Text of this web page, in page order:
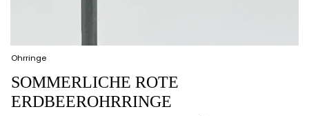
Ohrringe
SOMMERLICHE ROTE
ERDBEEROHRRINGE